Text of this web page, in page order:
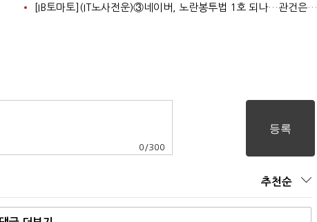
[IB토마토](IT노사전운)③네이버, 노란봉투법 1호 되나…관건은 '진짜 주인'
0 /300
추천순